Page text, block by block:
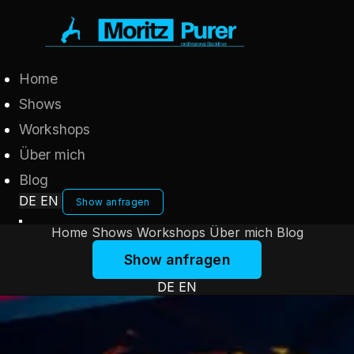
Home
Shows
Workshops
Über mich
Blog
DE EN Show anfragen
Home Shows Workshops Über mich Blog
Show anfragen
DE EN